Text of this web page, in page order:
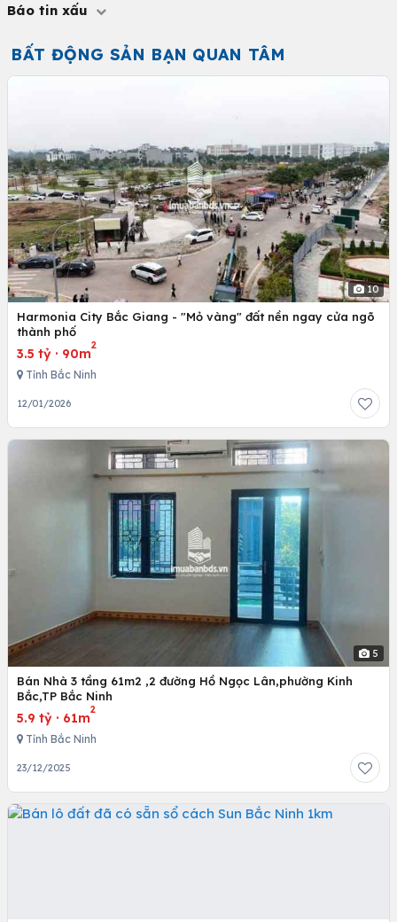
Báo tin xấu
BẤT ĐỘNG SẢN BẠN QUAN TÂM
10
Harmonia City Bắc Giang - "Mỏ vàng" đất nền ngay cửa ngõ
thành phố
3.5 tỷ · 90m
2
Tỉnh Bắc Ninh
12/01/2026
5
Bán Nhà 3 tầng 61m2 ,2 đường Hồ Ngọc Lân,phường Kinh
Bắc,TP Bắc Ninh
5.9 tỷ · 61m
2
Tỉnh Bắc Ninh
23/12/2025